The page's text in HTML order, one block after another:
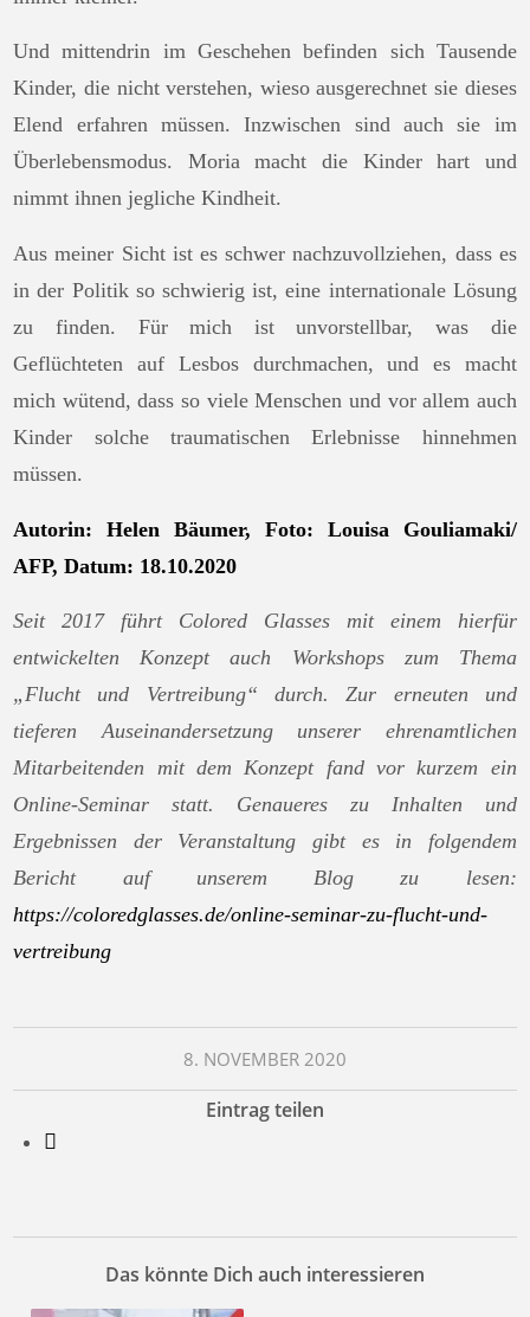
Und mittendrin im Geschehen befinden sich Tausende
Kinder, die nicht verstehen, wieso ausgerechnet sie dieses
Elend erfahren müssen. Inzwischen sind auch sie im
Überlebensmodus. Moria macht die Kinder hart und
nimmt ihnen jegliche Kindheit.
Aus meiner Sicht ist es schwer nachzuvollziehen, dass es
in der Politik so schwierig ist, eine internationale Lösung
zu finden. Für mich ist unvorstellbar, was die
Geflüchteten auf Lesbos durchmachen, und es macht
mich wütend, dass so viele Menschen und vor allem auch
Kinder solche traumatischen Erlebnisse hinnehmen
müssen.
Autorin: Helen Bäumer, Foto: Louisa Gouliamaki/
AFP, Datum: 18.10.2020
Seit 2017 führt Colored Glasses mit einem hierfür
entwickelten Konzept auch Workshops zum Thema
„Flucht und Vertreibung“ durch. Zur erneuten und
tieferen Auseinandersetzung unserer ehrenamtlichen
Mitarbeitenden mit dem Konzept fand vor kurzem ein
Online-Seminar statt. Genaueres zu Inhalten und
Ergebnissen der Veranstaltung gibt es in folgendem
Bericht auf unserem Blog zu lesen:
https://coloredglasses.de/online-seminar-zu-flucht-und-
vertreibung
8. NOVEMBER 2020
Eintrag teilen
Das könnte Dich auch interessieren